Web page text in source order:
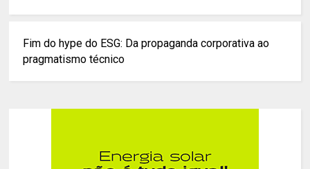
Fim do hype do ESG: Da propaganda corporativa ao
pragmatismo técnico